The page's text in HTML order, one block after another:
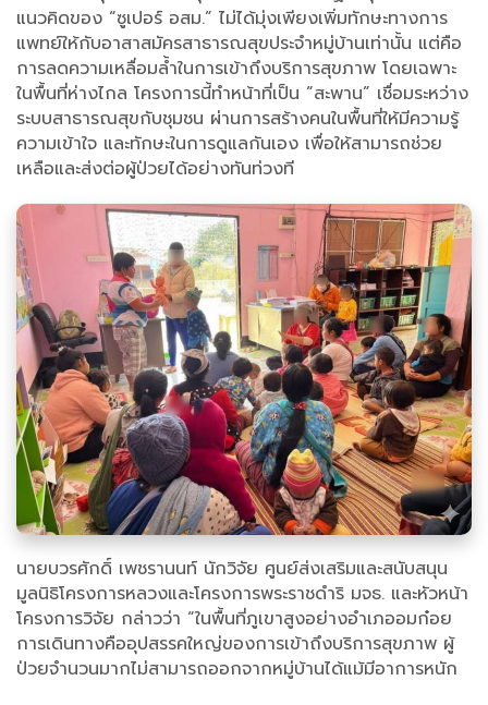
แนวคิดของ “ซูเปอร์ อสม.” ไม่ได้มุ่งเพียงเพิ่มทักษะทางการ
แพทย์ให้กับอาสาสมัครสาธารณสุขประจำหมู่บ้านเท่านั้น แต่คือ
การลดความเหลื่อมล้ำในการเข้าถึงบริการสุขภาพ โดยเฉพาะ
ในพื้นที่ห่างไกล โครงการนี้ทำหน้าที่เป็น “สะพาน” เชื่อมระหว่าง
ระบบสาธารณสุขกับชุมชน ผ่านการสร้างคนในพื้นที่ให้มีความรู้
ความเข้าใจ และทักษะในการดูแลกันเอง เพื่อให้สามารถช่วย
เหลือและส่งต่อผู้ป่วยได้อย่างทันท่วงที
นายบวรศักดิ์ เพชรานนท์ นักวิจัย ศูนย์ส่งเสริมและสนับสนุน
มูลนิธิโครงการหลวงและโครงการพระราชดำริ มจธ. และหัวหน้า
โครงการวิจัย กล่าวว่า “ในพื้นที่ภูเขาสูงอย่างอำเภออมก๋อย
การเดินทางคืออุปสรรคใหญ่ของการเข้าถึงบริการสุขภาพ ผู้
ป่วยจำนวนมากไม่สามารถออกจากหมู่บ้านได้แม้มีอาการหนัก